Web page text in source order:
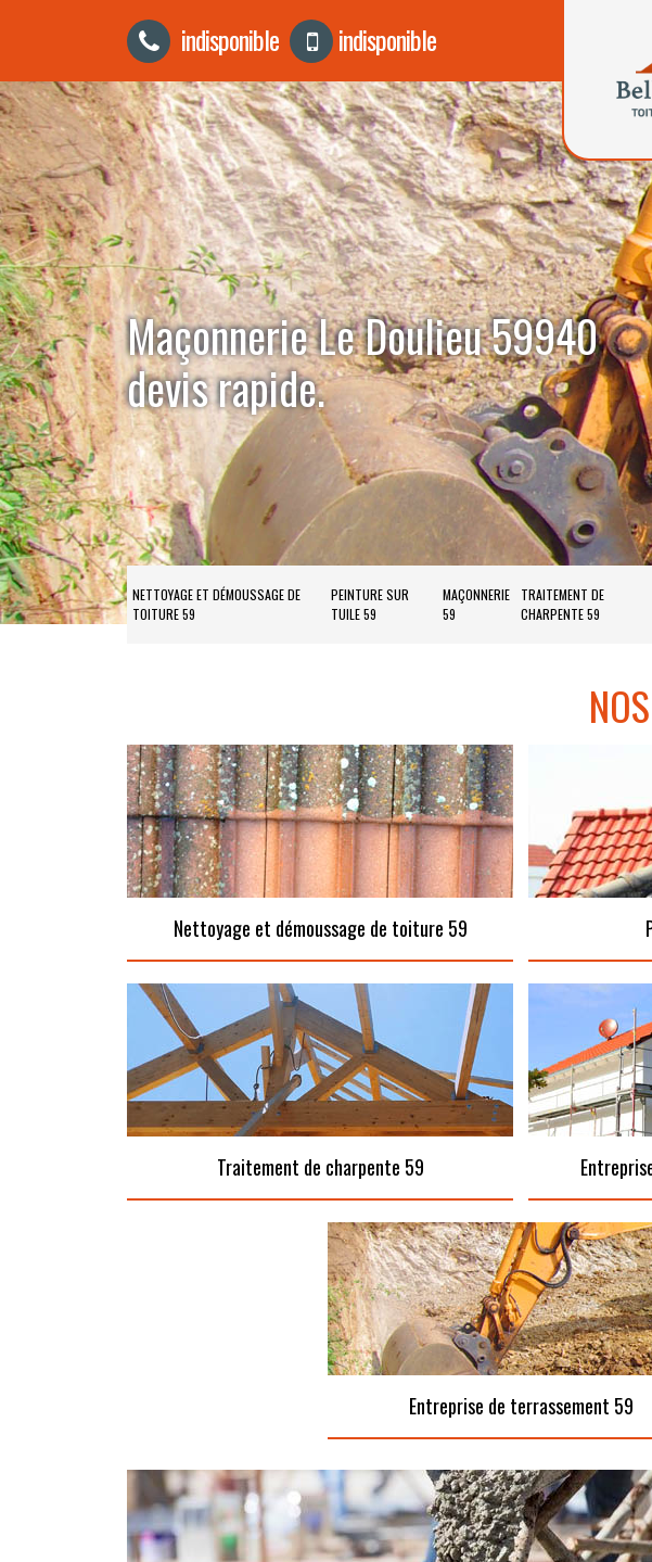
indisponible indisponible
Maçonnerie Le Doulieu 59940
devis rapide.
NETTOYAGE ET DÉMOUSSAGE DE
TOITURE 59
PEINTURE SUR
TUILE 59
MAÇONNERIE
59
TRAITEMENT DE
CHARPENTE 59
Nettoyage et démoussage de toiture 59
Traitement de charpente 59
Entreprise de terrassement 59